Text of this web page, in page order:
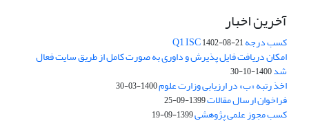
آخرین اخبار
کسب درجه Q1 ISC1402-08-21
امکان دریافت فایل پذیرش و داوری به صورت کامل از طریق سایت فعال
شد1400-10-30
اخذ رتبه «ب» در ارزیابی وزارت علوم1400-03-30
فراخوان ارسال مقالات1399-09-25
کسب مجوز علمی پژوهشی1399-09-19